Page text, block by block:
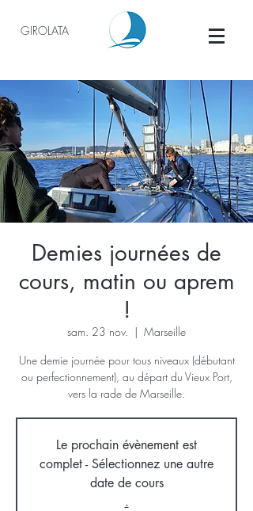
GIROLATA
Demies journées de
cours, matin ou aprem
!
sam. 23 nov.
  |
Marseille
Une demie journée pour tous niveaux (débutant
ou perfectionnement), au départ du Vieux Port,
vers la rade de Marseille.
Le prochain évènement est
complet - Sélectionnez une autre
date de cours
.